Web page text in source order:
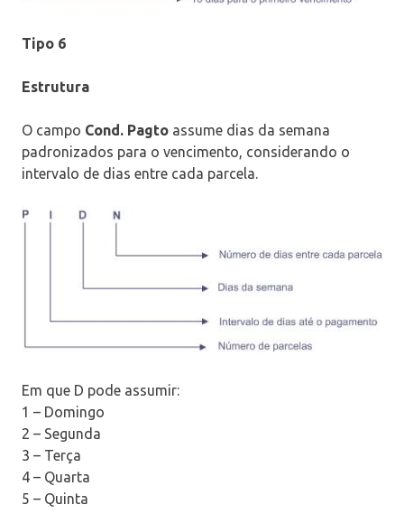
Tipo 6
Estrutura
O campo Cond. Pagto assume dias da semana
padronizados para o vencimento, considerando o
intervalo de dias entre cada parcela.
Em que D pode assumir:
1 – Domingo
2 – Segunda
3 – Terça
4 – Quarta
5 – Quinta